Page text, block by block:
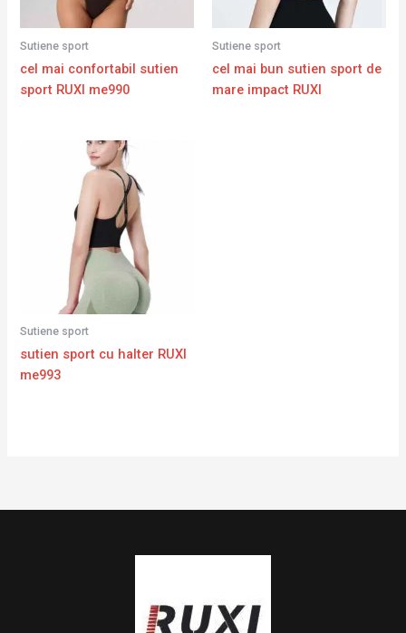
Sutiene sport
cel mai confortabil sutien
sport RUXI me990
Sutiene sport
cel mai bun sutien sport de
mare impact RUXI
Sutiene sport
sutien sport cu halter RUXI
me993